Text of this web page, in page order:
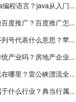
程语言？java从入门...
度推广？百度推广怎...
号代表什么意思？苹...
产业吗？房地产企业...
哪里？雷公峡漂流全...
什么行业？典当行属...